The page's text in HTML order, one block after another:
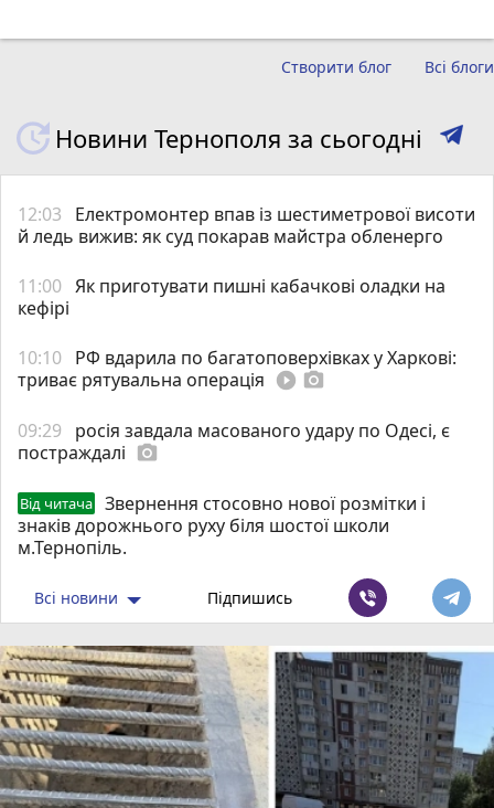
Всі блоги
Створити блог
Новини Тернополя за сьогодні
12:03
Електромонтер впав із шестиметрової висоти
й ледь вижив: як суд покарав майстра обленерго
11:00 Як приготувати пишні кабачкові оладки на
кефірі
10:10 РФ вдарила по багатоповерхівках у Харкові:
триває рятувальна операція play_circle_filled photo_camera
09:29
росія завдала масованого удару по Одесі, є
постраждалі photo_camera
Від читача
Звернення стосовно нової розмітки і
знаків дорожнього руху біля шостої школи
м.Тернопіль.
Всі новини Підпишись